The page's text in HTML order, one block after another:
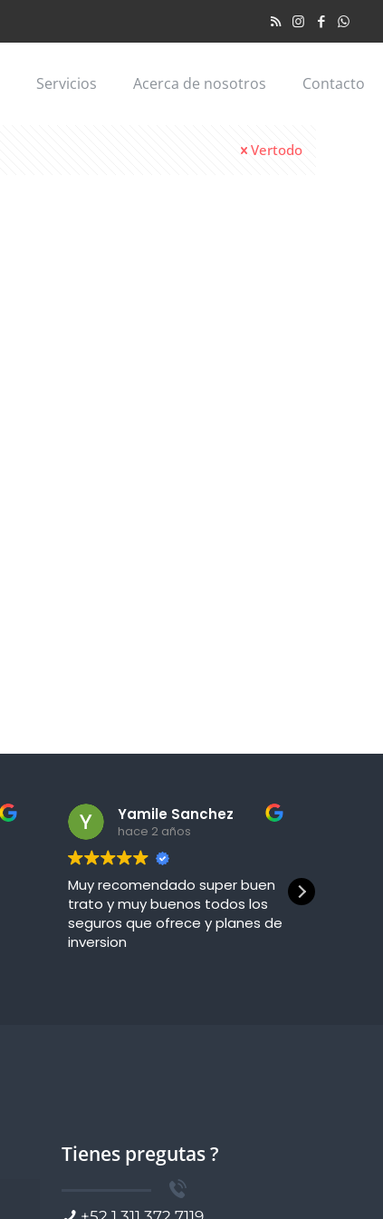
Servicios Acerca de nosotros Contacto
Vertodo
Yamile Sanchez
hace 2 años
Muy recomendado super buen
trato y muy buenos todos los
seguros que ofrece y planes de
inversion
Tienes pregutas ?